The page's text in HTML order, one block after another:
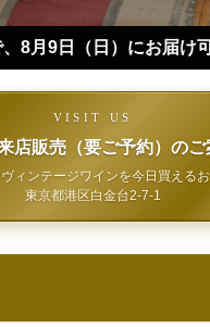
届け可能です（※四
VISIT US
店販売（要ご予約）のご
ィンテージワインを今日買える
東京都港区白金台2-7-1